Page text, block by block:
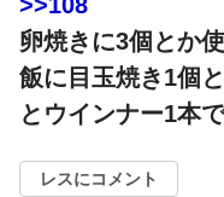
卵焼きに3個とか
飯に目玉焼き1個
とウインナー1本
レスにコメント